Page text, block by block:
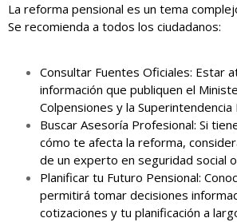
La reforma pensional es un tema
Se recomienda a todos los ciudadanos:
Consultar Fuentes Oficiales: Estar
información que publiquen el
Colpensiones y la Superintendencia
Buscar Asesoría Profesional: Si
cómo te afecta la reforma,
de un experto en seguridad social
Planificar tu Futuro Pensional:
permitirá tomar decisiones
cotizaciones y tu planificación a